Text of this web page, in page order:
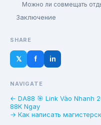
Можно ли совмещать
Заключение
SHARE
𝕏 f in
NAVIGATE
← DA88 🎯 Link Vào Nhanh
88K Ngay
→ Как написать